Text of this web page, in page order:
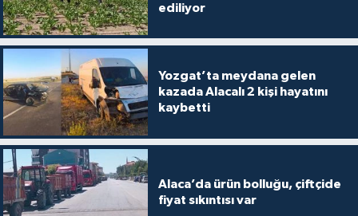
ediliyor
Yozgat’ta meydana gelen
kazada Alacalı 2 kişi hayatını
kaybetti
Alaca’da ürün bolluğu, çiftçide
fiyat sıkıntısı var